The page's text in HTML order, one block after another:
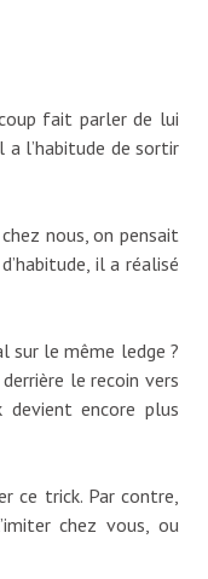
fait parler de lui
a l’habitude de sortir
nous, on pensait
il a réalisé
sur le même ledge ?
le recoin vers
encore plus
ce trick. Par contre,
chez vous, ou